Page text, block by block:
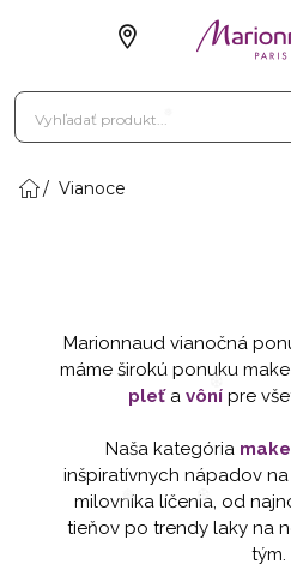
Vianoce
Marionnaud vianočná
máme širokú ponuku
pleťa vôní pre
Naša kategória
inšpiratívnych nápadov
milovníka líčenia, od
tieňov po trendy laky na
tým.